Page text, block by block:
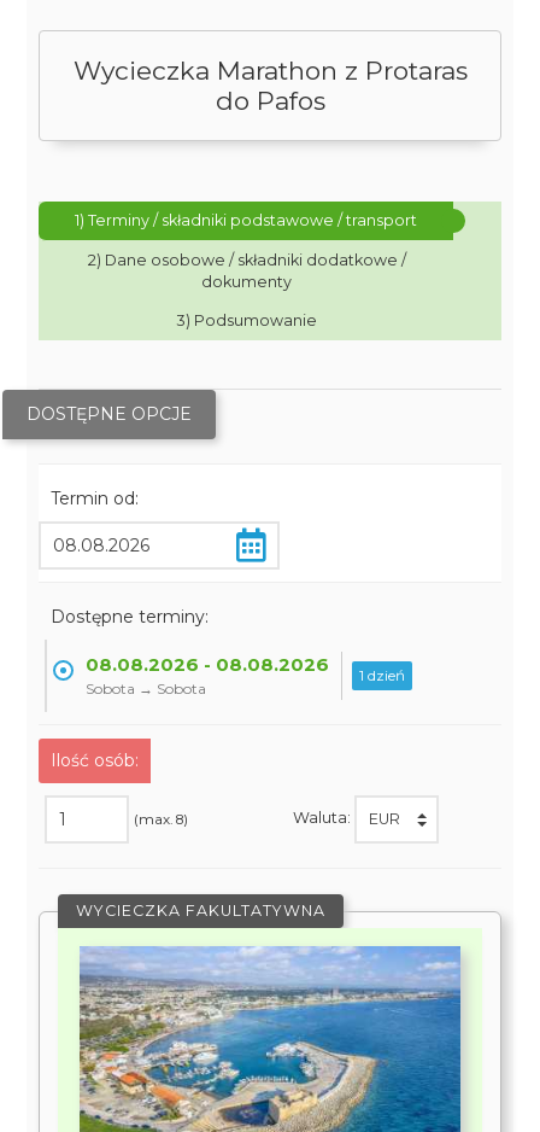
Wycieczka Marathon z Protaras
do Pafos
1) Terminy / składniki podstawowe / transport
2) Dane osobowe / składniki dodatkowe /
dokumenty
3) Podsumowanie
DOSTĘPNE OPCJE
Termin od:
Dostępne terminy:
08.08.2026 - 08.08.2026
Sobota → Sobota
1 dzień
Ilość osób:
(max. 8) Waluta:
WYCIECZKA FAKULTATYWNA